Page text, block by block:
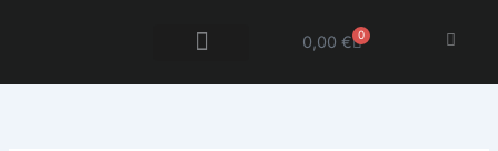
0,00 € 0
Warenkorb